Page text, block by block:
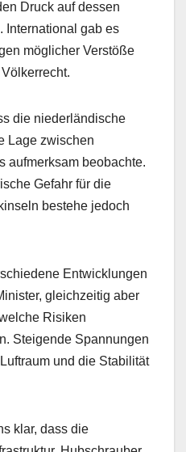
Druck auf dessen
International gab es
möglicher Verstöße
die niederländische
Lage zwischen
aufmerksam beobachte.
Gefahr für die
bestehe jedoch
Entwicklungen
gleichzeitig aber
Risiken
Steigende Spannungen
und die Stabilität
klar, dass die